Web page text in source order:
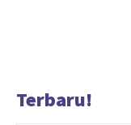
Terbaru!